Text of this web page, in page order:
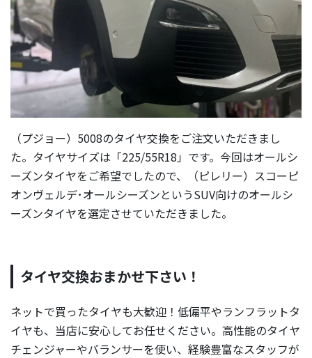
（プジョー）5008のタイヤ交換をご注文いただきまし
た。タイヤサイズは「225/55R18」です。今回はオールシ
ーズンタイヤをご希望でしたので、（ピレリー）スコーピ
オンヴェルデ･オールシーズンというSUV向けのオールシ
ーズンタイヤを選定させていただきました。
タイヤ交換おまかせ下さい！
ネットで買ったタイヤも大歓迎！低偏平やランフラットタ
イヤも、当店に安心してお任せください。高性能のタイヤ
チェンジャーやバランサーを使い、経験豊富なスタッフが